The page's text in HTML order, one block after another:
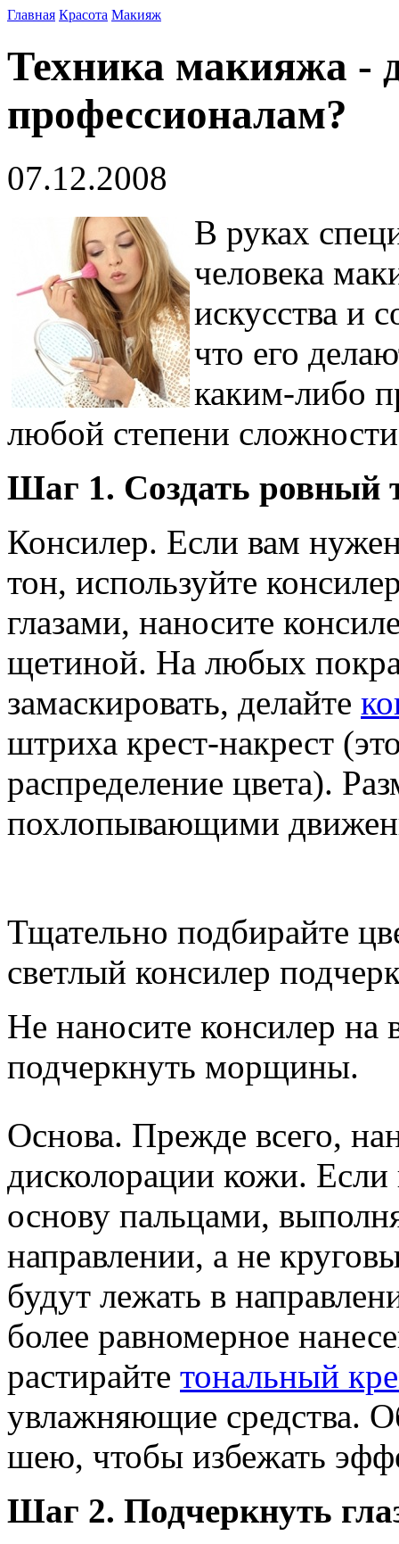
Главная Красота Макияж
Техника макияжа -
профессионалам?
07.12.2008
В руках
человека
искусства и
что его
каким-либо
любой степени
Шаг 1. Создать ровный
Консилер. Если вам
тон, используйте
глазами, наносите
щетиной. На любых
замаскировать, делайте
штриха крест-накрест
распределение цвета).
похлопывающими
Тщательно подбирайте
светлый консилер
Не наносите консилер на
подчеркнуть морщины.
Основа. Прежде всего,
дисколорации кожи.
основу пальцами,
направлении, а не
будут лежать в
более равномерное
растирайте тональный
увлажняющие средства.
шею, чтобы избежать
Шаг 2. Подчеркнуть